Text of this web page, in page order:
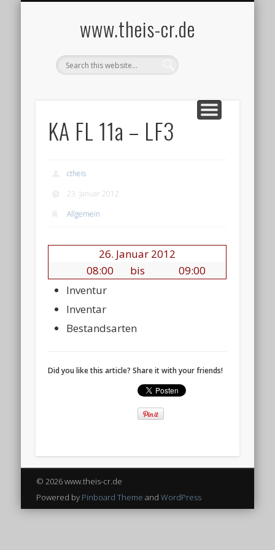
www.theis-cr.de
KA FL 11a – LF3
ctheis
23. Januar 2012
Allgemein
26. Januar 2012
08:00
bis
09:00
Inventur
Inventar
Bestandsarten
Did you like this article? Share it with your friends!
© 2026 www.theis-cr.de
Powered by Pinboard Theme and WordPress